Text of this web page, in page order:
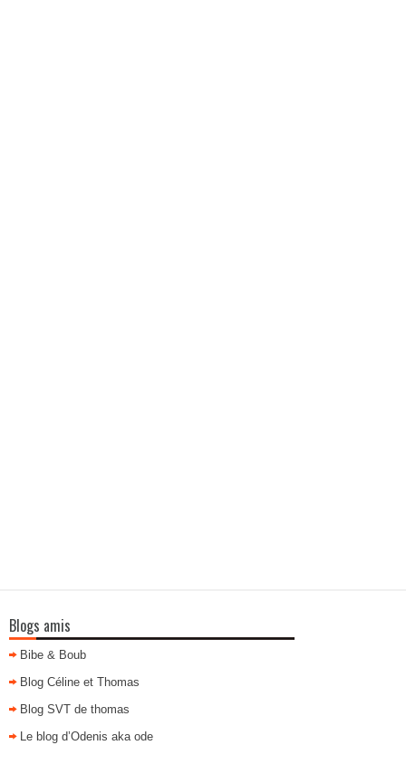
Blogs amis
Bibe & Boub
Blog Céline et Thomas
Blog SVT de thomas
Le blog d’Odenis aka ode